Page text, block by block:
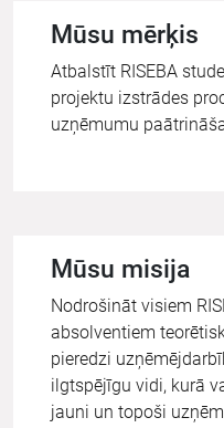
Mūsu mērķis
Atbalstīt RISEBA
projektu izstrādes
uzņēmumu
Mūsu misija
Nodrošināt visiem
absolventiem
pieredzi
ilgtspējīgu vidi, kurā
jauni un topoši